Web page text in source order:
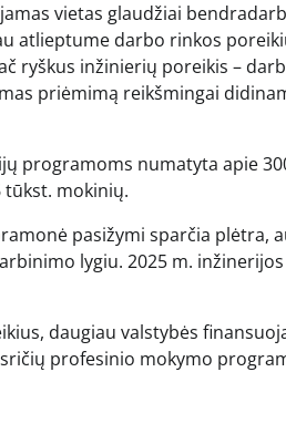
vietas glaudžiai
atlieptume darbo rinkos
ryškus inžinierių poreikis –
priėmimą reikšmingai
programoms numatyta apie
mokinių.
pasižymi sparčia plėtra,
lygiu. 2025 m.
daugiau valstybės
profesinio mokymo